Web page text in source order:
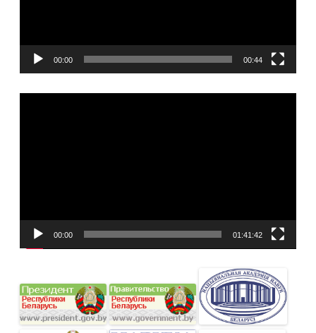
00:00 00:44
Видеоплеер
00:00 01:41:42